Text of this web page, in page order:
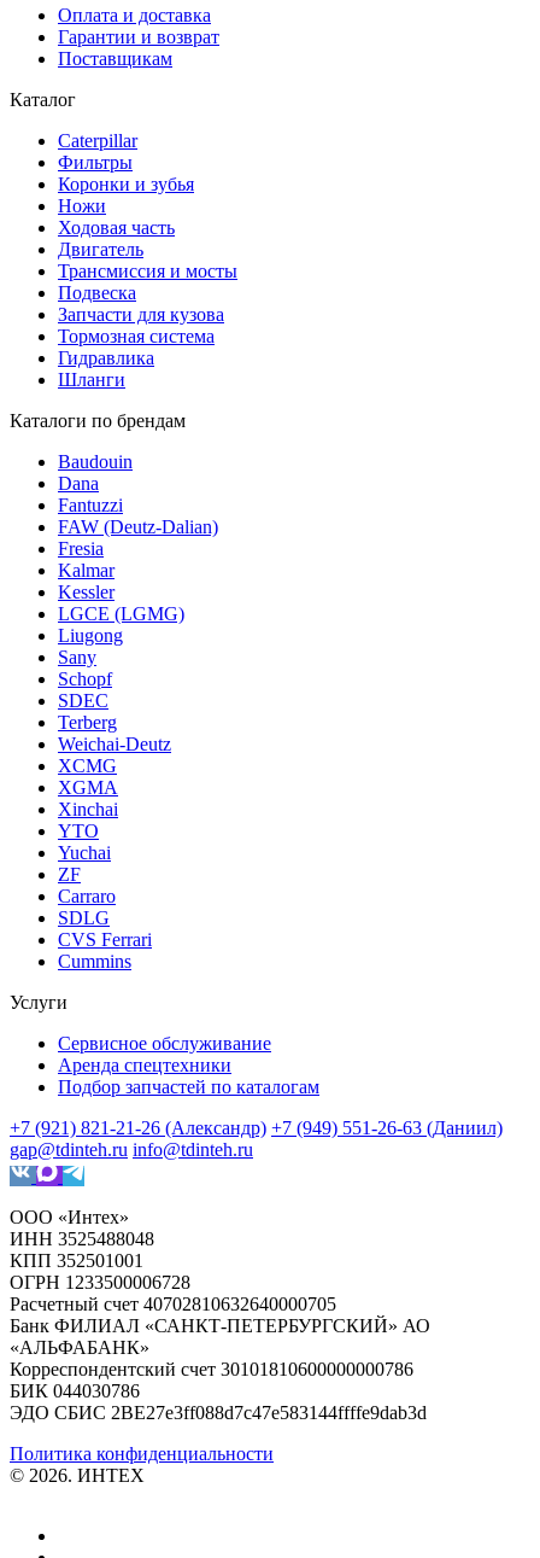
Оплата и доставка
Гарантии и возврат
Поставщикам
Каталог
Caterpillar
Фильтры
Коронки и зубья
Ножи
Ходовая часть
Двигатель
Трансмиссия и мосты
Подвеска
Запчасти для кузова
Тормозная система
Гидравлика
Шланги
Каталоги по брендам
Baudouin
Dana
Fantuzzi
FAW (Deutz-Dalian)
Fresia
Kalmar
Kessler
LGCE (LGMG)
Liugong
Sany
Schopf
SDEC
Terberg
Weichai-Deutz
XCMG
XGMA
Xinchai
YTO
Yuchai
ZF
Carraro
SDLG
CVS Ferrari
Cummins
Услуги
Сервисное обслуживание
Аренда спецтехники
Подбор запчастей по каталогам
+7 (921) 821-21-26 (Александр) +7 (949) 551-26-63 (Даниил)
gap@tdinteh.ru info@tdinteh.ru
ООО «Интех»
ИНН 3525488048
КПП 352501001
ОГРН 1233500006728
Расчетный счет 40702810632640000705
Банк ФИЛИАЛ «САНКТ-ПЕТЕРБУРГСКИЙ» АО
«АЛЬФАБАНК»
Корреспондентский счет 30101810600000000786
БИК 044030786
ЭДО СБИС 2BE27e3ff088d7c47e583144ffffe9dab3d
Политика конфиденциальности
© 2026. ИНТЕХ